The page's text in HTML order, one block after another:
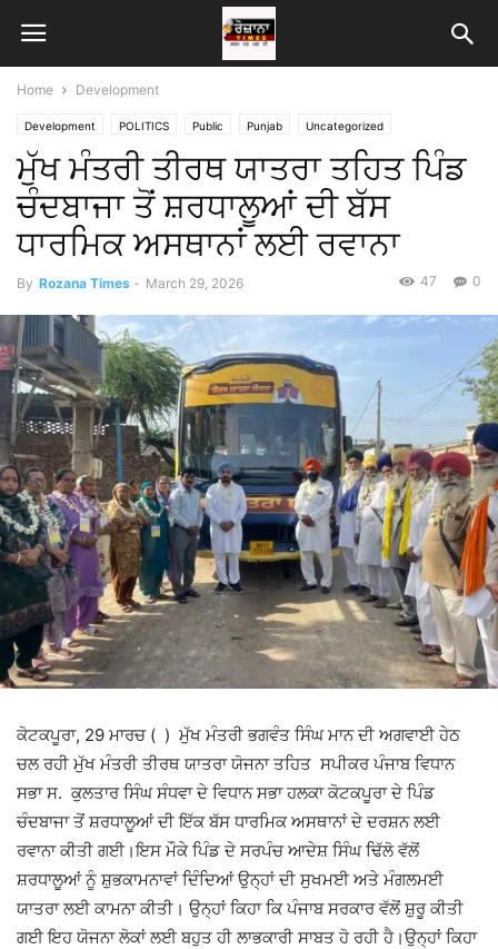
Home Development
Development POLITICS Public Punjab Uncategorized
ਮੁੱਖ ਮੰਤਰੀ ਤੀਰਥ ਯਾਤਰਾ ਤਹਿਤ ਪਿੰਡ
ਚੰਦਬਾਜਾ ਤੋਂ ਸ਼ਰਧਾਲੂਆਂ ਦੀ ਬੱਸ
ਧਾਰਮਿਕ ਅਸਥਾਨਾਂ ਲਈ ਰਵਾਨਾ
By Rozana Times - March 29, 2026 0
47
ਕੋਟਕਪੂਰਾ, 29 ਮਾਰਚ ( ) ਮੁੱਖ ਮੰਤਰੀ ਭਗਵੰਤ ਸਿੰਘ ਮਾਨ ਦੀ ਅਗਵਾਈ ਹੇਠ
ਚਲ ਰਹੀ ਮੁੱਖ ਮੰਤਰੀ ਤੀਰਥ ਯਾਤਰਾ ਯੋਜਨਾ ਤਹਿਤ ਸਪੀਕਰ ਪੰਜਾਬ ਵਿਧਾਨ
ਸਭਾ ਸ. ਕੁਲਤਾਰ ਸਿੰਘ ਸੰਧਵਾ ਦੇ ਵਿਧਾਨ ਸਭਾ ਹਲਕਾ ਕੋਟਕਪੂਰਾ ਦੇ ਪਿੰਡ
ਚੰਦਬਾਜਾ ਤੋਂ ਸ਼ਰਧਾਲੂਆਂ ਦੀ ਇੱਕ ਬੱਸ ਧਾਰਮਿਕ ਅਸਥਾਨਾਂ ਦੇ ਦਰਸ਼ਨ ਲਈ
ਰਵਾਨਾ ਕੀਤੀ ਗਈ।ਇਸ ਮੌਕੇ ਪਿੰਡ ਦੇ ਸਰਪੰਚ ਆਦੇਸ਼ ਸਿੰਘ ਢਿੱਲੋ ਵੱਲੋਂ
ਸ਼ਰਧਾਲੂਆਂ ਨੂੰ ਸ਼ੁਭਕਾਮਨਾਵਾਂ ਦਿੰਦਿਆਂ ਉਨ੍ਹਾਂ ਦੀ ਸੁਖਮਈ ਅਤੇ ਮੰਗਲਮਈ
ਯਾਤਰਾ ਲਈ ਕਾਮਨਾ ਕੀਤੀ। ਉਨ੍ਹਾਂ ਕਿਹਾ ਕਿ ਪੰਜਾਬ ਸਰਕਾਰ ਵੱਲੋਂ ਸ਼ੁਰੂ ਕੀਤੀ
ਗਈ ਇਹ ਯੋਜਨਾ ਲੋਕਾਂ ਲਈ ਬਹੁਤ ਹੀ ਲਾਭਕਾਰੀ ਸਾਬਤ ਹੋ ਰਹੀ ਹੈ।ਉਨ੍ਹਾਂ ਕਿਹਾ